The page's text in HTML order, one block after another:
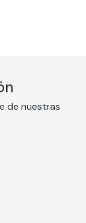
de nuestras